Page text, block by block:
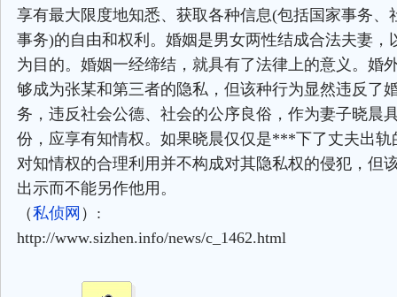
享有最大限度地知悉、获取各种信息(包括国家事务、
事务)的自由和权利。婚姻是男女两性结成合法夫妻，
为目的。婚姻一经缔结，就具有了法律上的意义。婚
够成为张某和第三者的隐私，但该种行为显然违反了
务，违反社会公德、社会的公序良俗，作为妻子晓晨
份，应享有知情权。如果晓晨仅仅是***下了丈夫出轨
对知情权的合理利用并不构成对其隐私权的侵犯，但
出示而不能另作他用。
（私侦网 ）:
http://www.sizhen.info/news/c_1462.html